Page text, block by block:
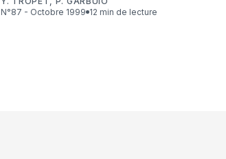
N°87 - Octobre 1999
12 min de lecture